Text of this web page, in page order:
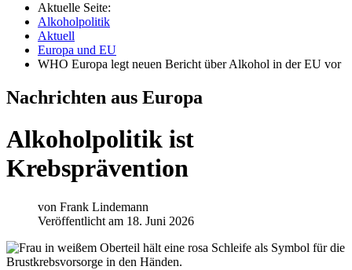
Aktuelle Seite:
Alkoholpolitik
Aktuell
Europa und EU
WHO Europa legt neuen Bericht über Alkohol in der EU vor
Nachrichten aus Europa
Alkoholpolitik ist
Krebsprävention
von Frank Lindemann
Veröffentlicht am 18. Juni 2026